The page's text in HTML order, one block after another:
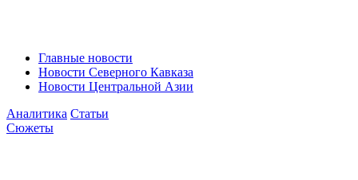
Главные новости
Новости Северного Кавказа
Новости Центральной Азии
Аналитика Статьи
Сюжеты